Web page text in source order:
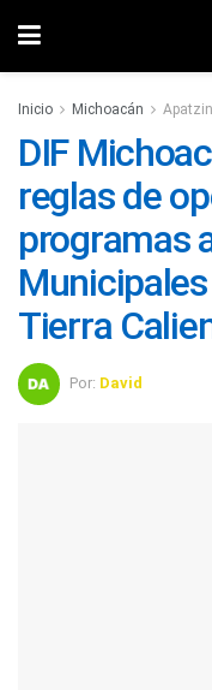
Inicio Michoacán
DIF
reglas de
programas
Tierra
Por: David